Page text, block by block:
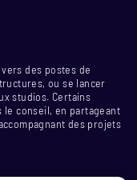
des postes de
ou se lancer
studios. Certains
le conseil, en partageant
des projets